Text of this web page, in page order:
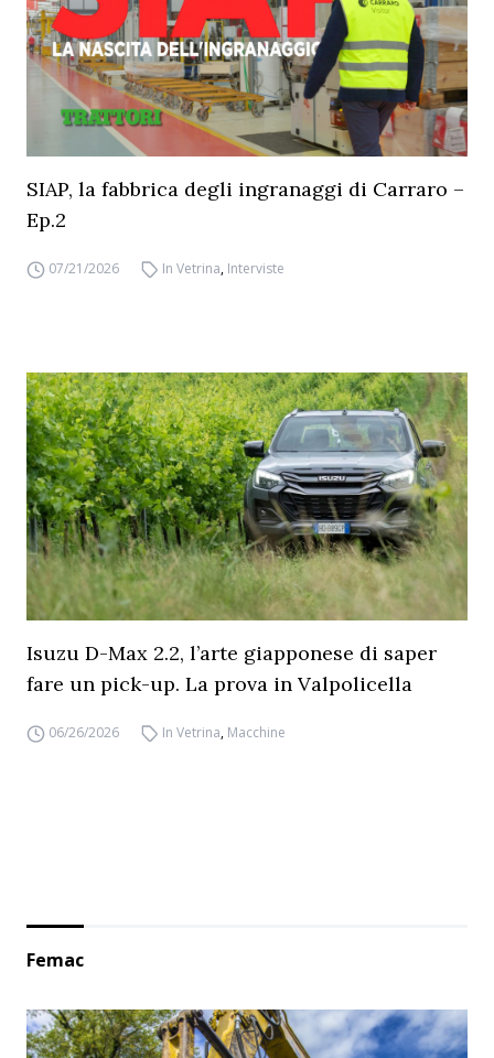
SIAP, la fabbrica degli ingranaggi di Carraro –
Ep.2
07/21/2026 In Vetrina, Interviste
Isuzu D-Max 2.2, l’arte giapponese di saper
fare un pick-up. La prova in Valpolicella
06/26/2026 In Vetrina, Macchine
Femac